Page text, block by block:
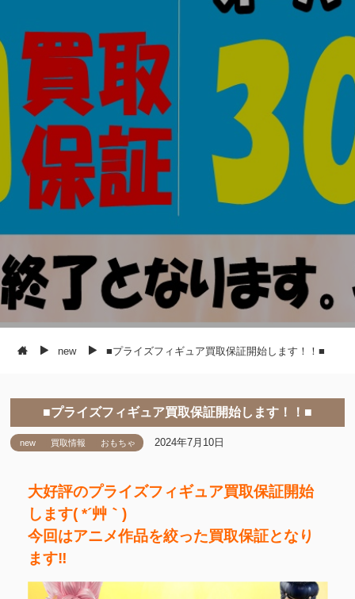
new ■プライズフィギュア買取保証開始します！！■
■プライズフィギュア買取保証開始します！！■
new 買取情報 おもちゃ 2024年7月10日
大好評のプライズフィギュア買取保証開始
します( *´艸｀)
今回はアニメ作品を絞った買取保証となり
ます‼